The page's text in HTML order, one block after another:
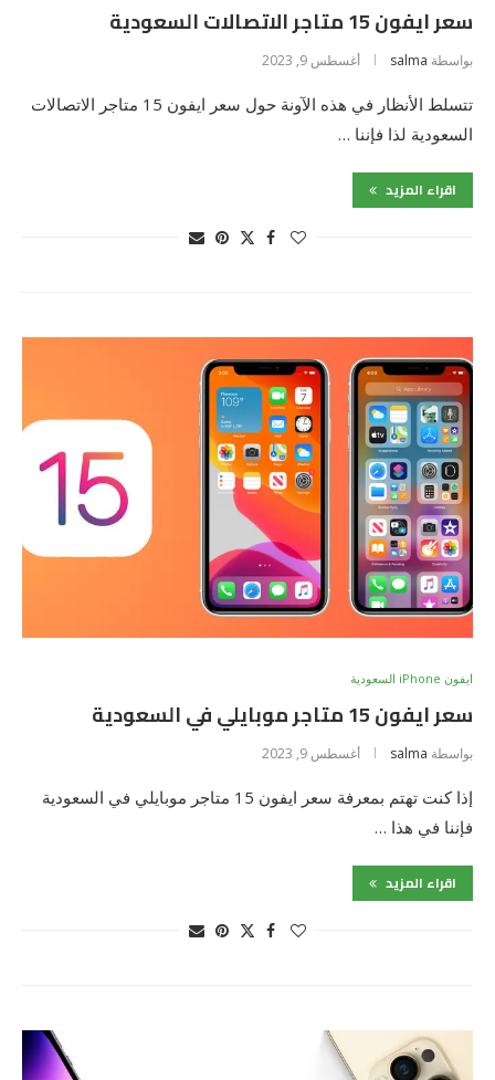
سعر ايفون 15 متاجر الاتصالات السعودية
بواسطة salma أغسطس 9, 2023
تتسلط الأنظار في هذه الآونة حول سعر ايفون 15 متاجر الاتصالات
السعودية لذا فإننا …
اقراء المزيد
ايفون iPhone السعودية
سعر ايفون 15 متاجر موبايلي في السعودية
بواسطة salma أغسطس 9, 2023
إذا كنت تهتم بمعرفة سعر ايفون 15 متاجر موبايلي في السعودية
فإننا في هذا …
اقراء المزيد